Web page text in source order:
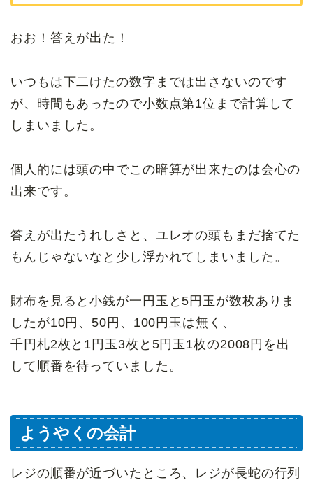
おお！答えが出た！
いつもは下二けたの数字までは出さないのです
が、時間もあったので小数点第1位まで計算して
しまいました。
個人的には頭の中でこの暗算が出来たのは会心の
出来です。
答えが出たうれしさと、ユレオの頭もまだ捨てた
もんじゃないなと少し浮かれてしまいました。
財布を見ると小銭が一円玉と5円玉が数枚ありま
したが10円、50円、100円玉は無く、
千円札2枚と1円玉3枚と5円玉1枚の2008円を出
して順番を待っていました。
ようやくの会計
レジの順番が近づいたところ、レジが長蛇の行列